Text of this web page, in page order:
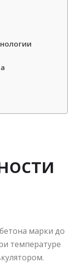
марки до
температуре